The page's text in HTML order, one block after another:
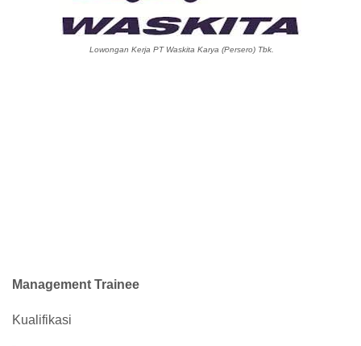
Lowongan Kerja PT Waskita Karya (Persero) Tbk.
Management Trainee
Kualifikasi